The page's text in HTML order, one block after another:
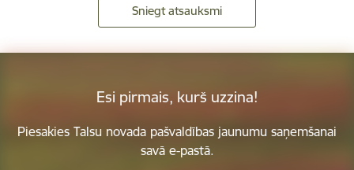
Sniegt atsauksmi
Esi pirmais, kurš uzzina!
Piesakies Talsu novada pašvaldības jaunumu saņemšanai
savā e-pastā.